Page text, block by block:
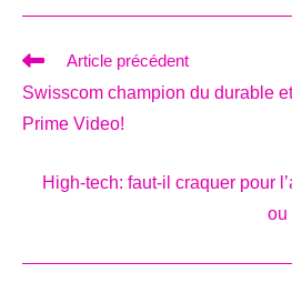
Read
articles
Article précédent
Swisscom champion du durable
Prime Video!
High-tech: faut-il craquer pour
ou